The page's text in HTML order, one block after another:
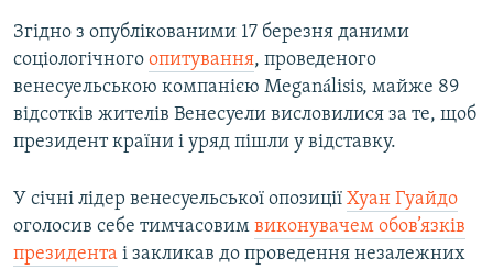
Згідно з опублікованими 17 березня даними
соціологічного опитування, проведеного
венесуельською компанією Meganálisis, майже 89
відсотків жителів Венесуели висловилися за те, щоб
президент країни і уряд пішли у відставку.
У січні лідер венесуельської опозиції Хуан Гуайдо
оголосив себе тимчасовим виконувачем обов’язків
президента і закликав до проведення незалежних